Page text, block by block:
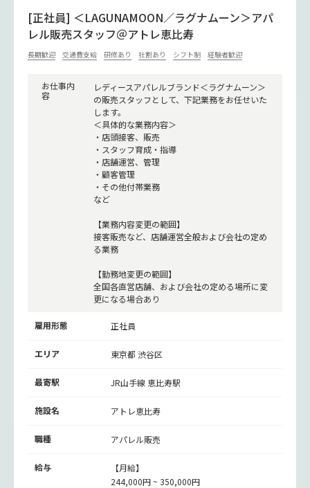
[正社員] ＜LAGUNAMOON／ラグナムーン＞アパ
レル販売スタッフ＠アトレ恵比寿
長期歓迎 交通費支給 研修あり 社割あり シフト制 経験者歓迎
お仕事内
容
レディースアパレルブランド＜ラグナムーン＞
の販売スタッフとして、下記業務をお任せいた
します。
＜具体的な業務内容＞
・店頭接客、販売
・スタッフ育成・指導
・店舗運営、管理
・顧客管理
・その他付帯業務
など
【業務内容変更の範囲】
接客販売など、店舗運営全般および会社の定め
る業務
【勤務地変更の範囲】
全国各直営店舗、および会社の定める場所に変
更になる場合あり
雇用形態 正社員
エリア 東京都 渋谷区
最寄駅 JR山手線 恵比寿駅
施設名 アトレ恵比寿
職種 アパレル販売
給与
【月給】
244,000円 ~ 350,000円